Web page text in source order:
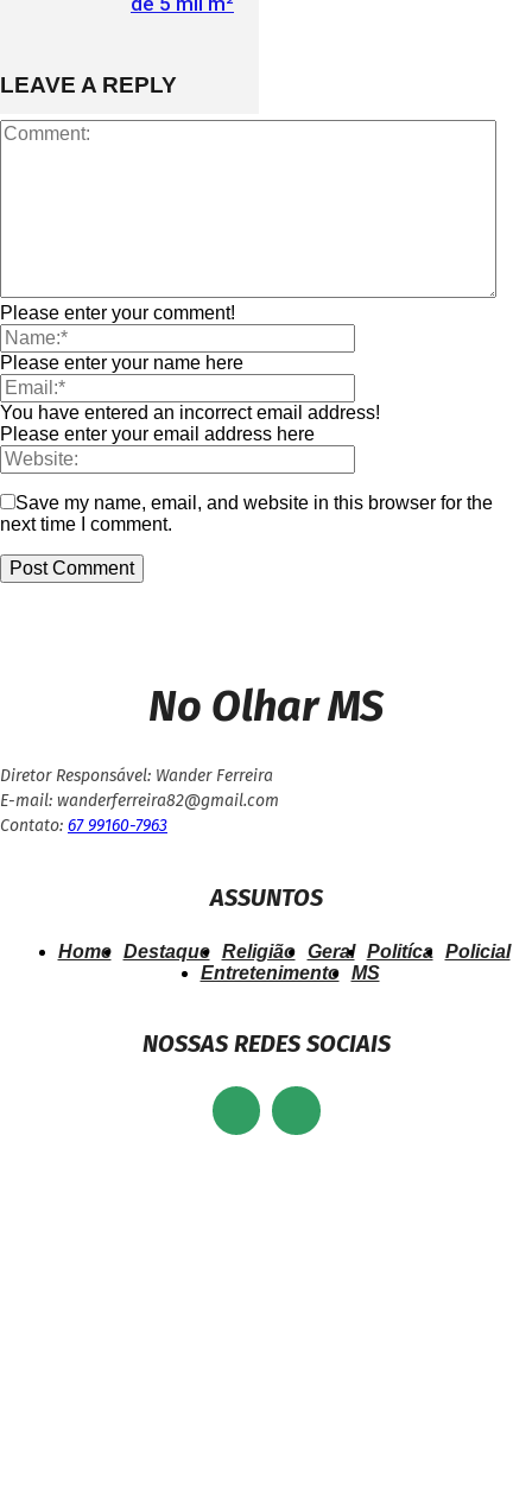
LEAVE A REPLY
Please enter your comment!
Please enter your name here
You have entered an incorrect email address!
Please enter your email address here
Save my name, email, and website in this browser for the
next time I comment.
No Olhar MS
Diretor Responsável: Wander Ferreira
E-mail: wanderferreira82@gmail.com
Contato: 67 99160-7963
ASSUNTOS
Home Destaque Religião Geral Politíca
Policial
Entretenimento
MS
NOSSAS REDES SOCIAIS